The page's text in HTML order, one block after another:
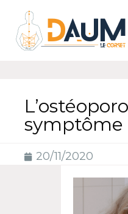
20/11/2020